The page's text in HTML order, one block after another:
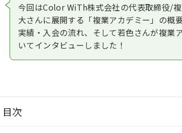
今回はColor WiTh株式会社の代表取締役/
大さんに展開する「複業アカデミー」の概
実績・入会の流れ、そして若色さんが複業
いてインタビューしました！
目次